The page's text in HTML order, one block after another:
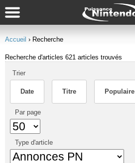
Accueil › Recherche
Recherche d'articles 621 articles trouvés
Trier
Date Titre Populaire
Par page
Type d'article